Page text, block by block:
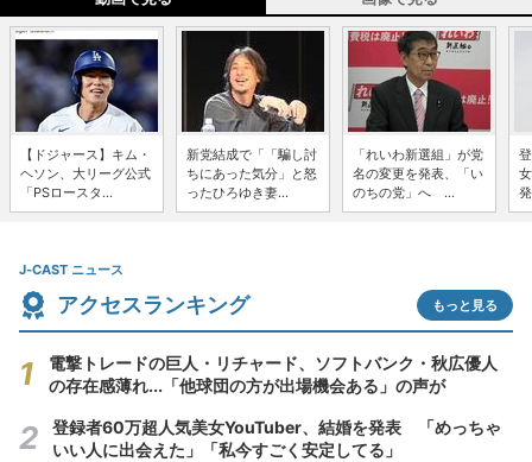
【ドジャース】キム・
ヘソン、大リーグ公式
「PSロースタ...
新党結成で「「騙し討
ちにあった気分」と怒
ったひろゆき妻...
「れいわ新選組」が党
名の変更を発表、「い
のちの党」へ ...
J-CAST ニュース
アクセスランキング もっと見る
電撃トレードの巨人・リチャード、ソフトバンク・秋広優人
の存在感薄れ...「他球団の方が出場機会ある」の声が
登録者60万超人気美女YouTuber、結婚を発表 「めっちゃ
いい人に出会えた」「私今すごく安定してる」